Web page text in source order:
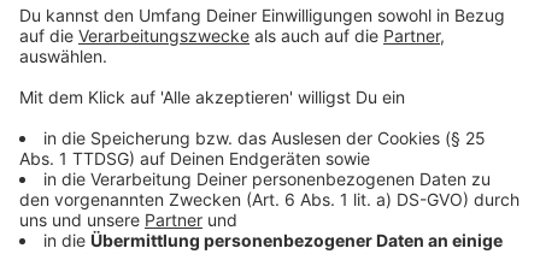
In Simmerath-Lammersdorf ist am Morgen ein Windrad
schwer beschädigt worden. Das war der größte
Einsatz außerhalb Aachens bisher.
Und in Aachen-Eilendorf ist ein Anhänger auf die
Straße gekippt.
Bisher gibt es keine Meldungen über Verletzte.